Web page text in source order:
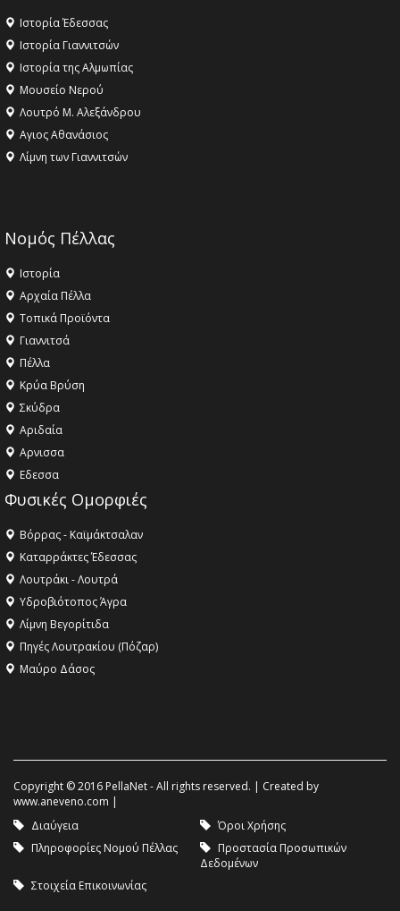
Ιστορία Έδεσσας
Ιστορία Γιαννιτσών
Ιστορία της Αλμωπίας
Μουσείο Νερού
Λουτρό Μ. Αλεξάνδρου
Αγιος Αθανάσιος
Λίμνη των Γιαννιτσών
Νομός Πέλλας
Ιστορία
Αρχαία Πέλλα
Τοπικά Προϊόντα
Γιαννιτσά
Πέλλα
Κρύα Βρύση
Σκύδρα
Αριδαία
Aρνισσα
Eδεσσα
Φυσικές Ομορφιές
Βόρρας - Καϊμάκτσαλαν
Καταρράκτες Έδεσσας
Λουτράκι - Λουτρά
Υδροβιότοπος Άγρα
Λίμνη Βεγορίτιδα
Πηγές Λουτρακίου (Πόζαρ)
Μαύρο Δάσος
Copyright © 2016 PellaNet - All rights reserved. | Created by
www.aneveno.com |
Διαύγεια
Όροι Χρήσης
Πληροφορίες Νομού Πέλλας
Προστασία Προσωπικών
Δεδομένων
Στοιχεία Επικοινωνίας